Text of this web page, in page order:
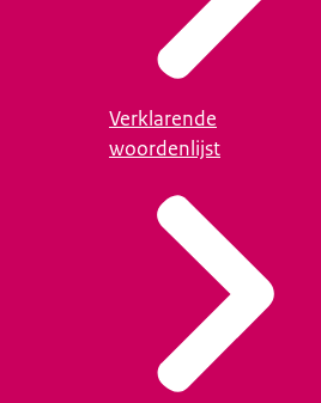
Verklarende
woordenlijst